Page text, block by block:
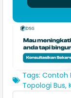
Tags: Contoh
Topologi Bus,